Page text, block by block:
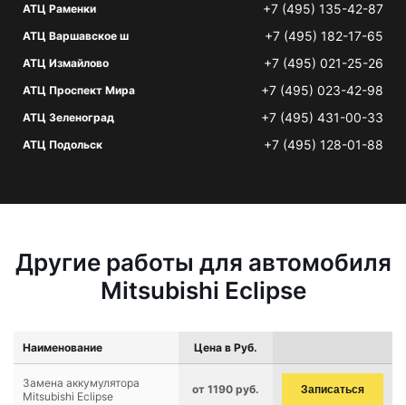
АТЦ Раменки +7 (495) 135-42-87
АТЦ Варшавское ш +7 (495) 182-17-65
АТЦ Измайлово +7 (495) 021-25-26
АТЦ Проспект Мира +7 (495) 023-42-98
АТЦ Зеленоград +7 (495) 431-00-33
АТЦ Подольск +7 (495) 128-01-88
Другие работы для автомобиля
Mitsubishi Eclipse
Наименование Цена в Руб.
Замена аккумулятора
Mitsubishi Eclipse
от 1190 руб. Записаться